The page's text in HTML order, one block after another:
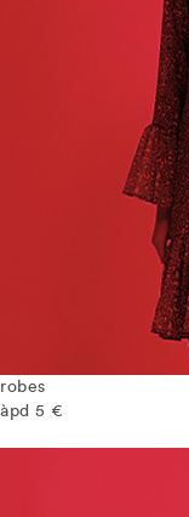
robes
àpd 5 €